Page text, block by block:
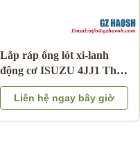
Hộp điều khiển số chính
hãng Nhật Bản Mã OE 8-
98219761-0 cho Isuzu
DMAX/MUX Động cơ
Liên hệ ngay bây giờ